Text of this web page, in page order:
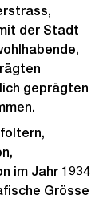
der Stadt
geprägten
im Jahr 1934
Grösse